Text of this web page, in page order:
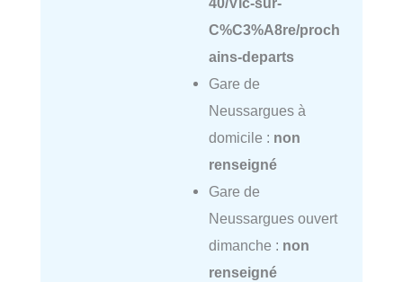
C%C3%A8re/proch
ains-departs
Gare de
Neussargues à
domicile : non
renseigné
Gare de
Neussargues ouvert
dimanche : non
renseigné